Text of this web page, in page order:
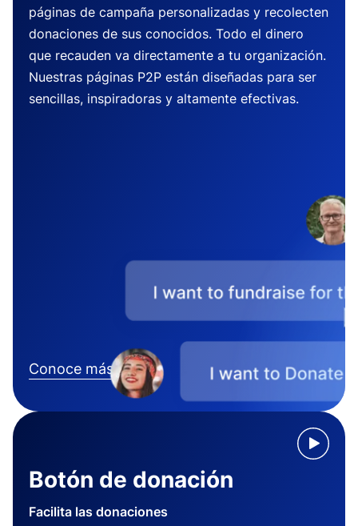
páginas de campaña personalizadas y recolecten
donaciones de sus conocidos. Todo el dinero
que recauden va directamente a tu organización.
Nuestras páginas P2P están diseñadas para ser
sencillas, inspiradoras y altamente efectivas.
Conoce más
Botón de donación
Facilita las donaciones